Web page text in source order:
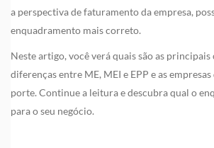
a perspectiva de faturamento da empresa,
enquadramento mais correto.
Neste artigo, você verá quais são as
diferenças entre ME, MEI e EPP e as
porte. Continue a leitura e descubra qual o
para o seu negócio.